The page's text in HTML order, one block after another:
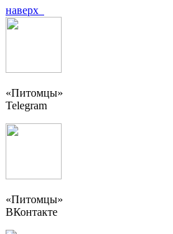
наверх
«Питомцы»
Telegram
«Питомцы»
ВКонтакте